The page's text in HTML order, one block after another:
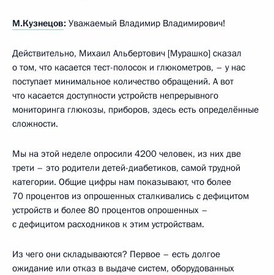
М.Кузнецов: Уважаемый Владимир Владимирович!
Действительно, Михаил Альбертович [Мурашко] сказал
о том, что касается тест-полосок и глюкометров, – у нас
поступает минимальное количество обращений. А вот
что касается доступности устройств непрерывного
мониторинга глюкозы, приборов, здесь есть определённые
сложности.
Мы на этой неделе опросили 4200 человек, из них две
трети – это родители детей-диабетиков, самой трудной
категории. Общие цифры нам показывают, что более
70 процентов из опрошенных сталкивались с дефицитом
устройств и более 80 процентов опрошенных –
с дефицитом расходников к этим устройствам.
Из чего они складываются? Первое – есть долгое
ожидание или отказ в выдаче систем, оборудованных